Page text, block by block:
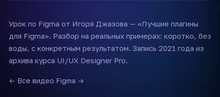
Урок по Figma от Игоря Джазова — «Лучшие плагины
для Figma». Разбор на реальных примерах: коротко, без
воды, с конкретным результатом. Запись 2021 года из
архива курса UI/UX Designer Pro.
← Все видео·Figma →